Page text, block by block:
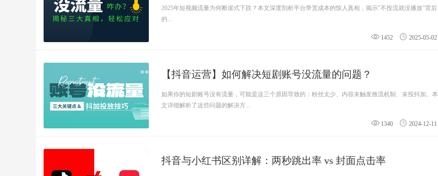
2025年短视频流量为何断崖式下跌？本文深度剖析平台带宽成本的惊人真相，揭示"不投流就没播放"背后
的...
1452 2025-05-02
【抖音运营】如何解决短剧账号没流量的问题？
如果你的短剧账号没有流量，可能是这三个原因导致的：粉丝太少、内容未触发推流机制、未投抖加。本
文详细解析了这些问题的解决方...
1340 2024-12-11
抖音与小红书区别详解：两秒跳出率 vs 封面点击率